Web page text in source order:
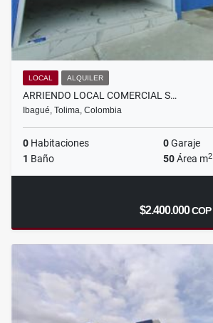
LOCAL ALQUILER
ARRIENDO LOCAL COMERCIAL S…
Ibagué, Tolima, Colombia
0 Habitaciones 0Garaje
1 Baño 50Área m2
$2.400.000COP